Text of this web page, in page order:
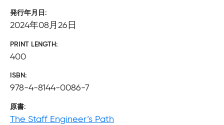
発行年月日
2024年08月26日
PRINT LENGTH
400
ISBN
978-4-8144-0086-7
原書
The Staff Engineer’s Path